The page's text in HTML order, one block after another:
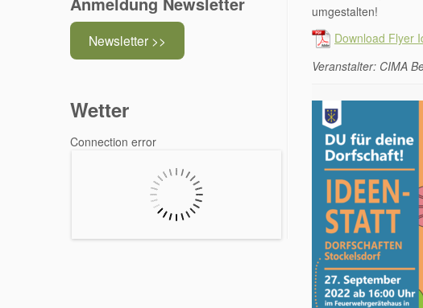
Newsletter >>
Wetter
Connection error
umgestalten!
Download Flyer
Veranstalter: CIMA